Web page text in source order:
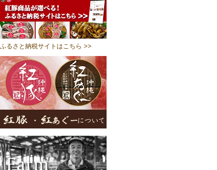
ふるさと納税サイトはこちら >>